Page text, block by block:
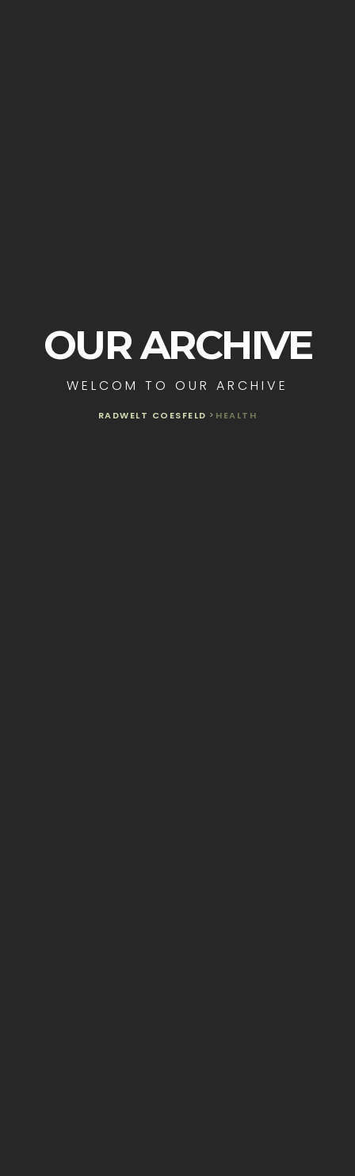
OUR ARCHIVE
WELCOM TO OUR ARCHIVE
RADWELT COESFELD > HEALTH